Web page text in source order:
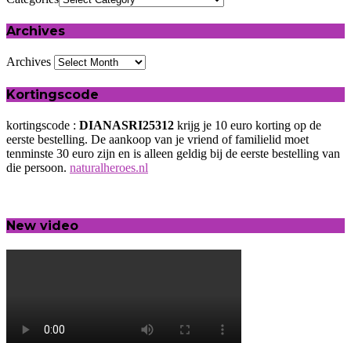
Archives
Archives
Kortingscode
kortingscode : DIANASRI25312 krijg je 10 euro korting op de
eerste bestelling. De aankoop van je vriend of familielid moet
tenminste 30 euro zijn en is alleen geldig bij de eerste bestelling van
die persoon. naturalheroes.nl
New video